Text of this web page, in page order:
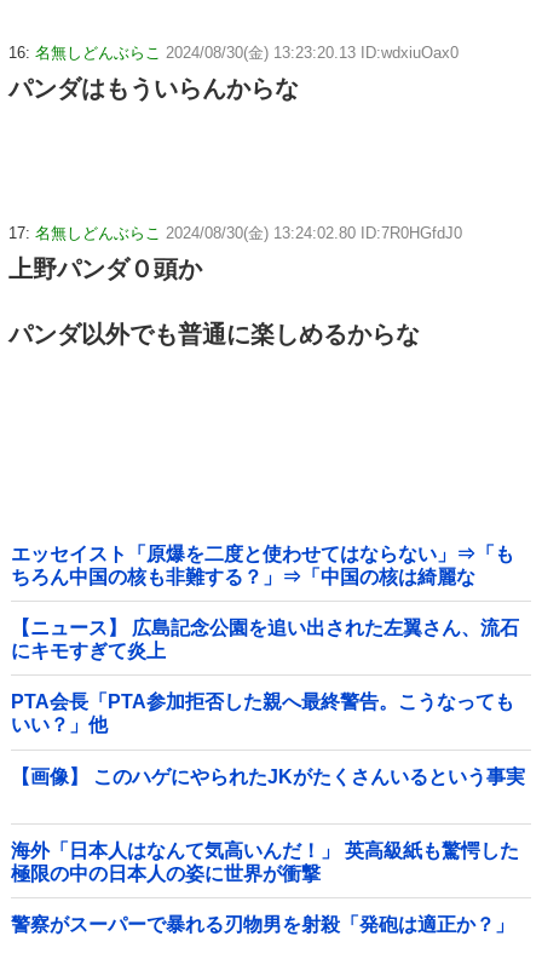
16: 名無しどんぶらこ 2024/08/30(金) 13:23:20.13 ID:wdxiuOax0
パンダはもういらんからな
17: 名無しどんぶらこ 2024/08/30(金) 13:24:02.80 ID:7R0HGfdJ0
上野パンダ０頭か
パンダ以外でも普通に楽しめるからな
エッセイスト「原爆を二度と使わせてはならない」⇒「も
ちろん中国の核も非難する？」⇒「中国の核は綺麗な
核！」
【ニュース】 広島記念公園を追い出された左翼さん、流石
にキモすぎて炎上
PTA会長「PTA参加拒否した親へ最終警告。こうなっても
いい？」他
【画像】 このハゲにやられたJKがたくさんいるという事実
海外「日本人はなんて気高いんだ！」 英高級紙も驚愕した
極限の中の日本人の姿に世界が衝撃
警察がスーパーで暴れる刃物男を射殺「発砲は適正か？」